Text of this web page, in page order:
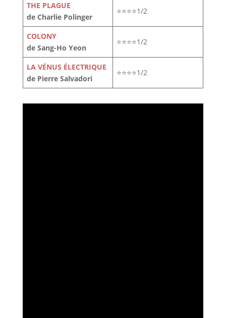
THE PLAGUE
de Charlie Polinger
⭐⭐⭐⭐1/2
COLONY
de Sang-Ho Yeon
⭐⭐⭐⭐1/2
LA VÉNUS ÉLECTRIQUE
de Pierre Salvadori
⭐⭐⭐⭐1/2